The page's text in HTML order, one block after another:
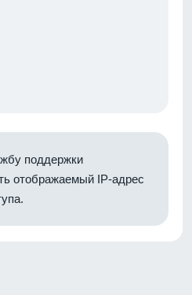
поддержки
отображаемый IP-адрес